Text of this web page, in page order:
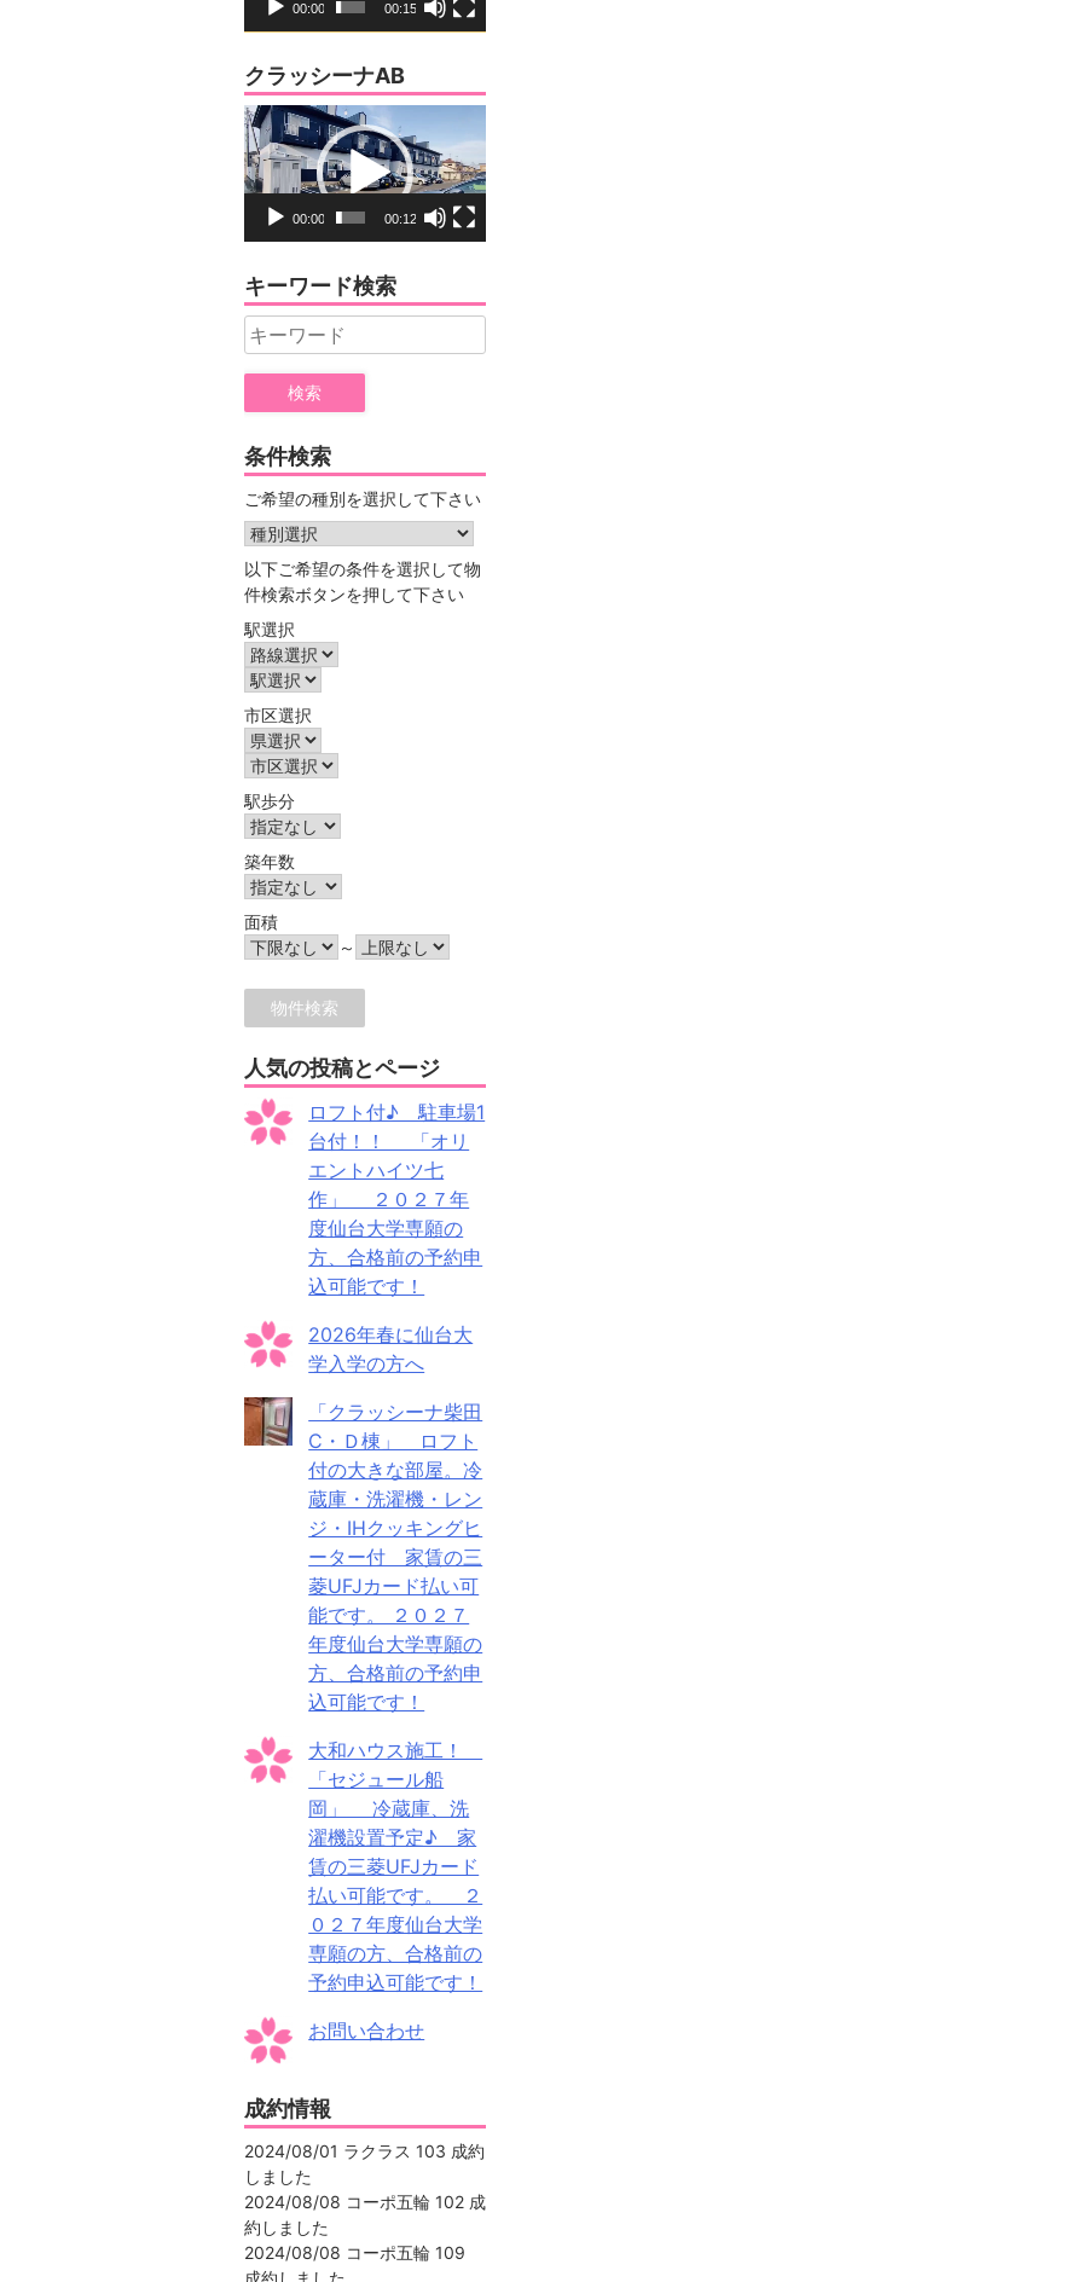
ー
00:00 00:15
クラッシーナAB
動
画
プ
ー
00:00 00:12
キーワード検索
Search
for:
条件検索
ご希望の種別を選択して下さい
以下ご希望の条件を選択して物
件検索ボタンを押して下さい
駅選択
市区選択
駅歩分
築年数
面積
～
人気の投稿とページ
ロフト付♪ 駐車場1
台付！！ 「オリ
エントハイツ七
作」 ２０２７年
度仙台大学専願の
方、合格前の予約申
込可能です！
2026年春に仙台大
学入学の方へ
「クラッシーナ柴田
C・Ｄ棟」 ロフト
付の大きな部屋。冷
蔵庫・洗濯機・レン
ジ・IHクッキングヒ
ーター付 家賃の三
菱UFJカード払い可
能です。 ２０２７
年度仙台大学専願の
方、合格前の予約申
込可能です！
大和ハウス施工！
「セジュール船
岡」 冷蔵庫、洗
濯機設置予定♪ 家
賃の三菱UFJカード
払い可能です。 ２
０２７年度仙台大学
専願の方、合格前の
予約申込可能です！
お問い合わせ
成約情報
2024/08/01 ラクラス 103 成約
しました
2024/08/08 コーポ五輪 102 成
約しました
2024/08/08 コーポ五輪 109
成約しました